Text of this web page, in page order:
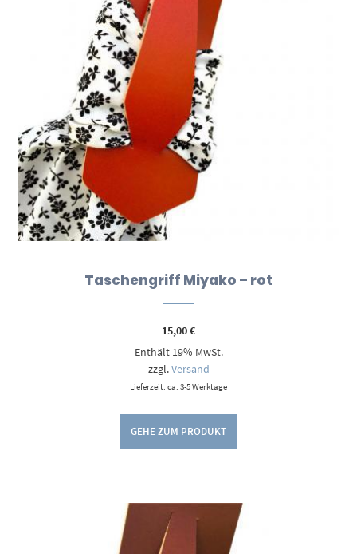
Taschengriff Miyako – rot
15,00€
Enthält 19% MwSt.
zzgl.Versand
Lieferzeit: ca. 3-5 Werktage
GEHE ZUM PRODUKT